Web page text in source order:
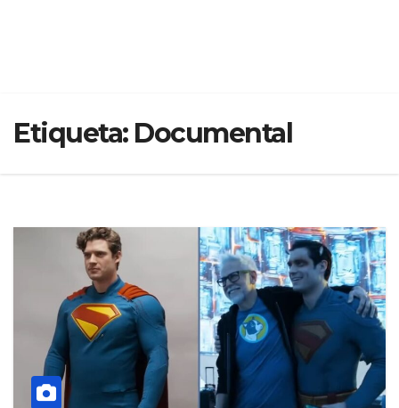
Etiqueta: Documental